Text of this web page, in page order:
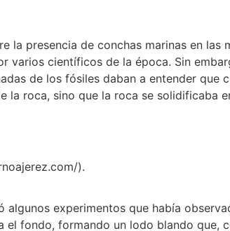
la presencia de conchas marinas en
varios científicos de la época. Sin
de los fósiles daban a entender
la roca, sino que la roca se solidificaba
).
experimentos que había
fondo, formando un lodo blando que,